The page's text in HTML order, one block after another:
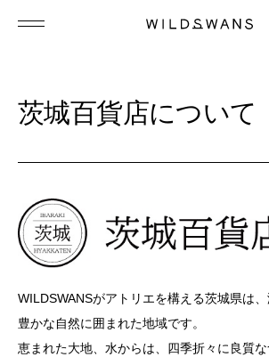
茨城百貨店について
WILDSWANSがアトリエを構える茨城県は
豊かな自然に囲まれた地域です。
恵まれた大地、水からは、四季折々に良質な